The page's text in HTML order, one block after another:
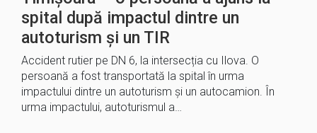
spital după impactul dintre un
autoturism și un TIR
Accident rutier pe DN 6, la intersecția cu Ilova. O
persoană a fost transportată la spital în urma
impactului dintre un autoturism și un autocamion. În
urma impactului, autoturismul a…